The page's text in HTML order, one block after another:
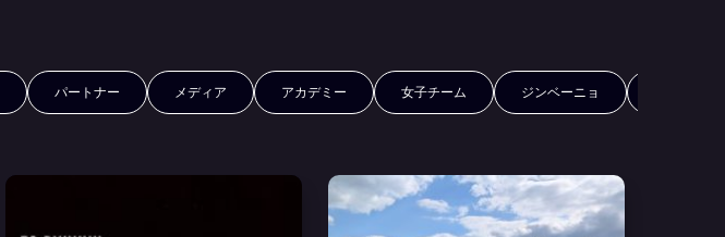
パートナー メディア アカデミー 女子チーム ジンベーニョ